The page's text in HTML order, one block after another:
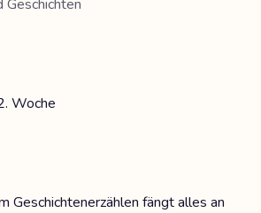
Geschichten
Woche
Geschichtenerzählen fängt alles an